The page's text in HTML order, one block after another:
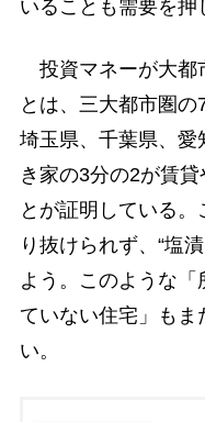
いることも需要を押
投資マネーが大都
とは、三大都市圏の
埼玉県、千葉県、愛
き家の3分の2が賃
とが証明している
り抜けられず、“塩
よう。このような「
ていない住宅」も
い。